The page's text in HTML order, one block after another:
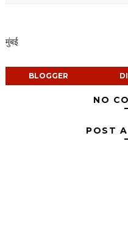
मुंबई
BLOGGER
NO
POST